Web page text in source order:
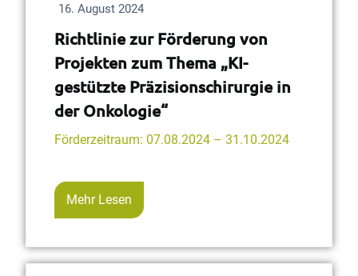
16. August 2024
Richtlinie zur Förderung von
Projekten zum Thema „KI-
gestützte Präzisionschirurgie in
der Onkologie“
Förderzeitraum: 07.08.2024 – 31.10.2024
Mehr Lesen